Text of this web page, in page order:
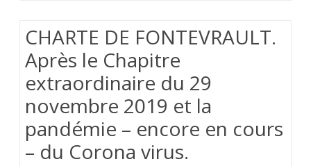
CHARTE DE FONTEVRAULT.
Après le Chapitre
extraordinaire du 29
novembre 2019 et la
pandémie – encore en cours
– du Corona virus.